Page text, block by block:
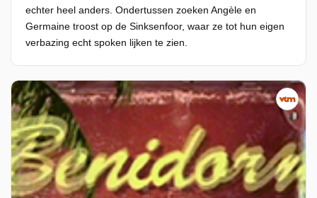
echter heel anders. Ondertussen zoeken Angèle en
Germaine troost op de Sinksenfoor, waar ze tot hun eigen
verbazing echt spoken lijken te zien.